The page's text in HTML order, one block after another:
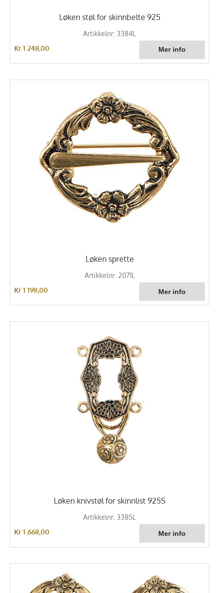
Løken støl for skinnbelte 925
Artikkelnr: 3384L
Kr 1 248,00
Løken sprette
Artikkelnr: 2071L
Kr 1 198,00
Løken knivstøl for skinnlist 925S
Artikkelnr: 3385L
Kr 1 668,00